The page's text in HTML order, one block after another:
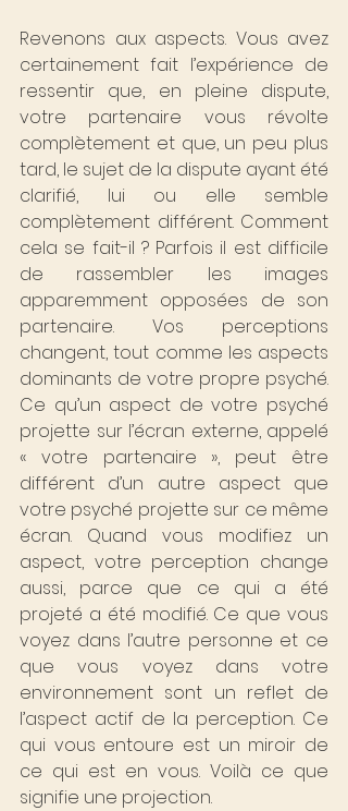
Revenons aux aspects. Vous avez
certainement fait l’expérience de
ressentir que, en pleine dispute,
votre partenaire vous révolte
complètement et que, un peu plus
tard, le sujet de la dispute ayant été
clarifié, lui ou elle semble
complètement différent. Comment
cela se fait-il ? Parfois il est difficile
de rassembler les images
apparemment opposées de son
partenaire. Vos perceptions
changent, tout comme les aspects
dominants de votre propre psyché.
Ce qu’un aspect de votre psyché
projette sur l’écran externe, appelé
« votre partenaire », peut être
différent d’un autre aspect que
votre psyché projette sur ce même
écran. Quand vous modifiez un
aspect, votre perception change
aussi, parce que ce qui a été
projeté a été modifié. Ce que vous
voyez dans l’autre personne et ce
que vous voyez dans votre
environnement sont un reflet de
l’aspect actif de la perception. Ce
qui vous entoure est un miroir de
ce qui est en vous. Voilà ce que
signifie une projection.